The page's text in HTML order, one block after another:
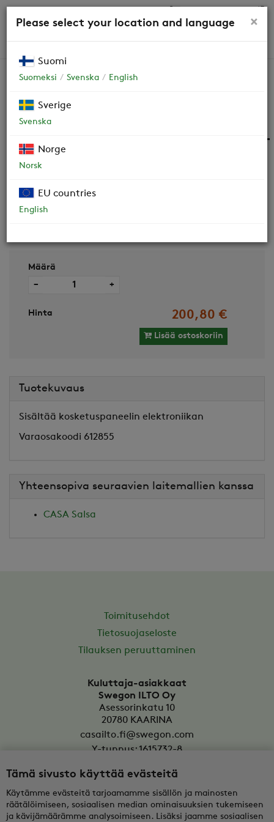
Central lasi 500 X 64 musta, -
->22.8.2017
Määrä
− +
Hinta 200,80 €
Lisää ostoskoriin
Tuotekuvaus
Sisältää kosketuspaneelin elektroniikan
Varaosakoodi 612855
Yhteensopiva seuraavien laitemallien kanssa
CASA Salsa
Toimitusehdot
Tietosuojaseloste
Tilauksen peruuttaminen
Kuluttaja-asiakkaat
Swegon ILTO Oy
Asessorinkatu 10
20780 KAARINA
casailto.fi@swegon.com
Y-tunnus: 1615732-8
Yritysasiakkaat
Oy Swegon Ab
Bertel Jungin aukio 7
FI-02600 ESPOO
Tämä sivusto käyttää evästeitä
Käytämme evästeitä tarjoamamme sisällön ja mainosten
räätälöimiseen, sosiaalisen median ominaisuuksien tukemiseen
ja kävijämäärämme analysoimiseen. Lisäksi jaamme sosiaalisen
×
Please select your location and language
Suomi
Suomeksi Svenska English
Sverige
Svenska
Norge
Norsk
EU countries
English